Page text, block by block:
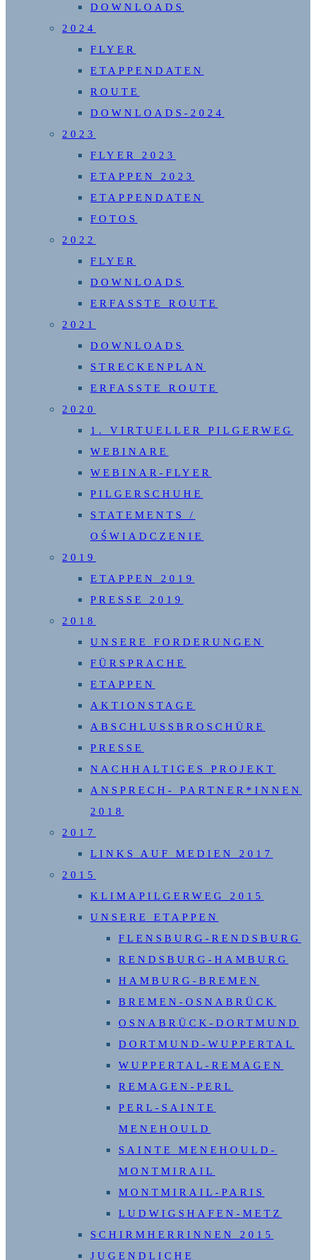
DOWNLOADS
2024
FLYER
ETAPPENDATEN
ROUTE
DOWNLOADS-2024
2023
FLYER 2023
ETAPPEN 2023
ETAPPENDATEN
FOTOS
2022
FLYER
DOWNLOADS
ERFASSTE ROUTE
2021
DOWNLOADS
STRECKENPLAN
ERFASSTE ROUTE
2020
1. VIRTUELLER PILGERWEG
WEBINARE
WEBINAR-FLYER
PILGERSCHUHE
STATEMENTS /
OŚWIADCZENIE
2019
ETAPPEN 2019
PRESSE 2019
2018
UNSERE FORDERUNGEN
FÜRSPRACHE
ETAPPEN
AKTIONSTAGE
ABSCHLUSSBROSCHÜRE
PRESSE
NACHHALTIGES PROJEKT
ANSPRECH- PARTNER*INNEN
2018
2017
LINKS AUF MEDIEN 2017
2015
KLIMAPILGERWEG 2015
UNSERE ETAPPEN
FLENSBURG-RENDSBURG
RENDSBURG-HAMBURG
HAMBURG-BREMEN
BREMEN-OSNABRÜCK
OSNABRÜCK-DORTMUND
DORTMUND-WUPPERTAL
WUPPERTAL-REMAGEN
REMAGEN-PERL
PERL-SAINTE
MENEHOULD
SAINTE MENEHOULD-
MONTMIRAIL
MONTMIRAIL-PARIS
LUDWIGSHAFEN-METZ
SCHIRMHERRINNEN 2015
JUGENDLICHE